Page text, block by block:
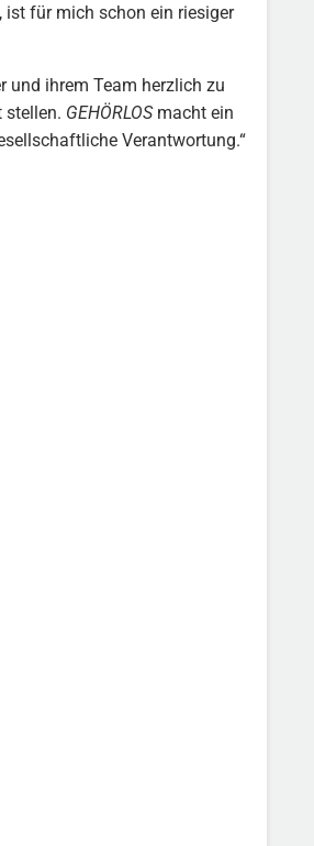
ist für mich schon ein riesiger
und ihrem Team herzlich zu
stellen. GEHÖRLOSmacht ein
Verantwortung.“